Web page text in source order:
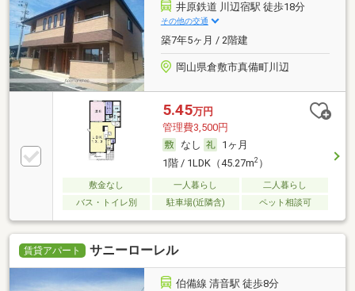
井原鉄道 川辺宿駅 徒歩18分
その他の交通
築7年5ヶ月 / 2階建
岡山県倉敷市真備町川辺
5.45万円
管理費3,500円
なし
1ヶ月
1階 / 1LDK（45.27m2）
敷金なし 一人暮らし
二人暮らし
バス・トイレ別
駐車場(近隣含) ペット相談可
賃貸アパート サニーローレル
伯備線 清音駅 徒歩8分